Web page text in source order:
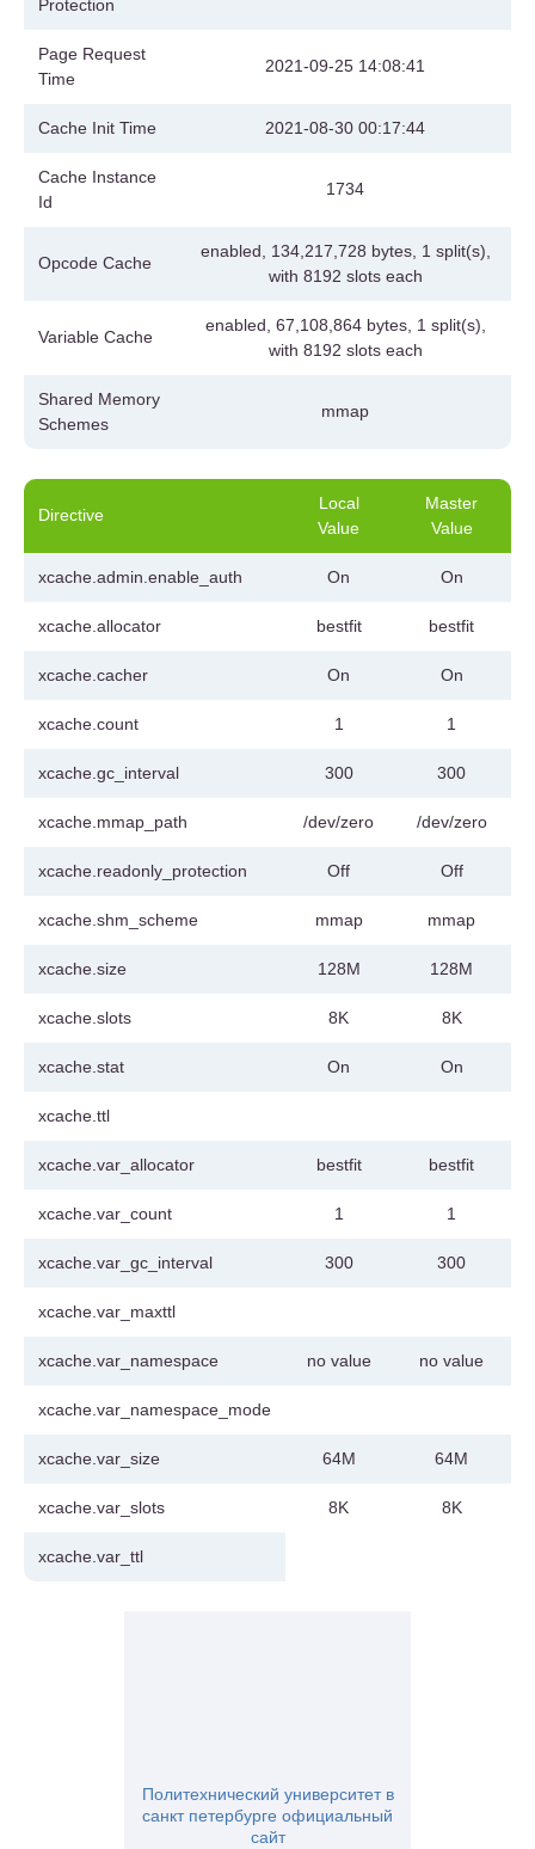
Protection
Page Request
Time
2021-09-25 14:08:41
Cache Init Time 2021-08-30 00:17:44
Cache Instance
Id
1734
Opcode Cache
enabled, 134,217,728 bytes, 1 split(s),
with 8192 slots each
Variable Cache
enabled, 67,108,864 bytes, 1 split(s),
with 8192 slots each
Shared Memory
Schemes
mmap
Directive
Local
Value
Master
Value
xcache.admin.enable_auth On On
xcache.allocator bestfit bestfit
xcache.cacher On On
xcache.count 1 1
xcache.gc_interval 300 300
xcache.mmap_path /dev/zero /dev/zero
xcache.readonly_protection Off Off
xcache.shm_scheme mmap mmap
xcache.size 128M 128M
xcache.slots 8K 8K
xcache.stat On On
xcache.ttl
xcache.var_allocator bestfit bestfit
xcache.var_count 1 1
xcache.var_gc_interval 300 300
xcache.var_maxttl
xcache.var_namespace no value no value
xcache.var_namespace_mode
xcache.var_size 64M 64M
xcache.var_slots 8K 8K
xcache.var_ttl
Политехнический университет в
санкт петербурге официальный
сайт